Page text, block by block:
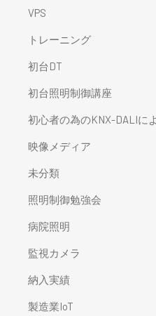
VPS
トレーニング
初台DT
初台照明制御講座
初心者の為のKNX-DALIに
映像メディア
未分類
照明制御勉強会
病院照明
監視カメラ
納入実績
製造業IoT